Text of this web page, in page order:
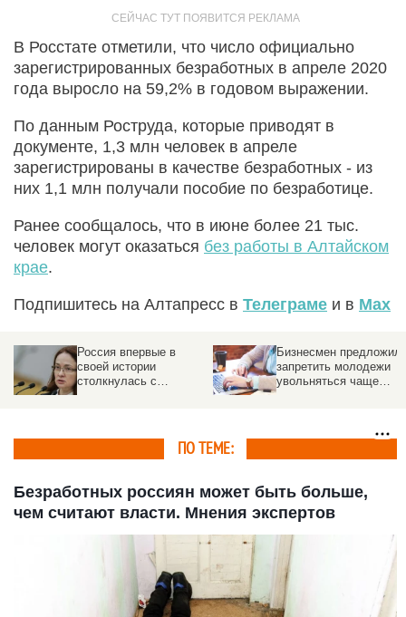
В Росстате отметили, что число официально
зарегистрированных безработных в апреле 2020
года выросло на 59,2% в годовом выражении.
По данным Роструда, которые приводят в
документе, 1,3 млн человек в апреле
зарегистрированы в качестве безработных - из
них 1,1 млн получали пособие по безработице.
Ранее сообщалось, что в июне более 21 тыс.
человек могут оказаться без работы в Алтайском
крае.
Подпишитесь на Алтапресс в Телеграме и в Max
Россия впервые в
своей истории
столкнулась с
Бизнесмен предложил
запретить молодежи
увольняться чаще
ПО ТЕМЕ:
Безработных россиян может быть больше,
чем считают власти. Мнения экспертов